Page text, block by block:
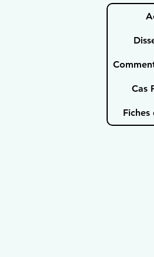
Cas
Fiches